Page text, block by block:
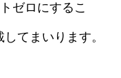
ゼロにするこ
てまいります。